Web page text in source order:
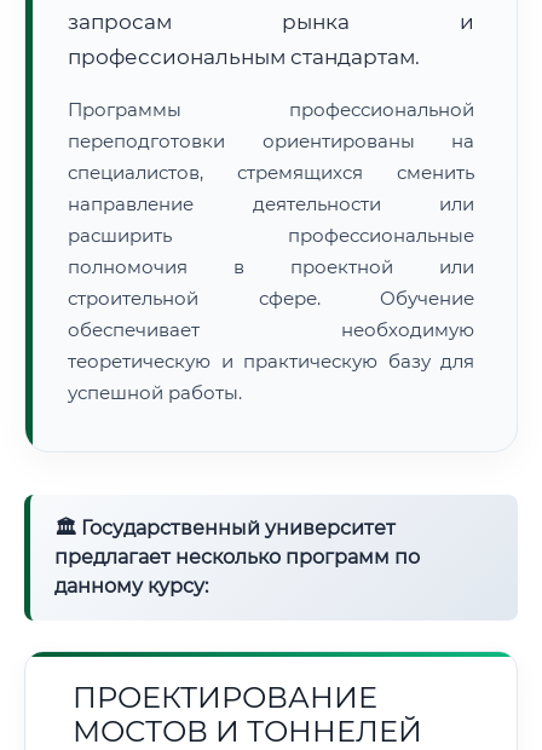
• Маршрут транзита:
📜 Документы и аккредитация ФИС ФРДО
🔍Нажмите на документ для увеличения и просмотра
запросам рынка и
профессиональным стандартам.
Программы профессиональной
переподготовки ориентированы на
специалистов, стремящихся сменить
направление деятельности или
расширить профессиональные
полномочия в проектной или
строительной сфере. Обучение
обеспечивает необходимую
теоретическую и практическую базу для
успешной работы.
🏛 Государственный университет
предлагает несколько программ по
данному курсу:
ПРОЕКТИРОВАНИЕ
МОСТОВ И ТОННЕЛЕЙ